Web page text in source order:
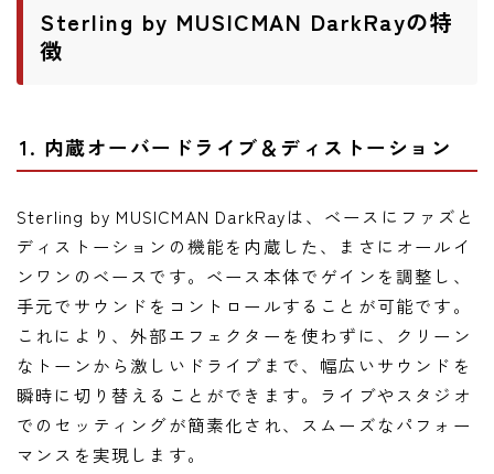
Sterling by MUSICMAN DarkRayの特
徴
1. 内蔵オーバードライブ＆ディストーション
Sterling by MUSICMAN DarkRayは、ベースにファズと
ディストーションの機能を内蔵した、まさにオールイ
ンワンのベースです。ベース本体でゲインを調整し、
手元でサウンドをコントロールすることが可能です。
これにより、外部エフェクターを使わずに、クリーン
なトーンから激しいドライブまで、幅広いサウンドを
瞬時に切り替えることができます。ライブやスタジオ
でのセッティングが簡素化され、スムーズなパフォー
マンスを実現します。